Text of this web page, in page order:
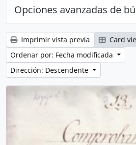
Opciones avanzadas de
Imprimir vista previa Card
Ordenar por: Fecha modificada
Dirección: Descendente